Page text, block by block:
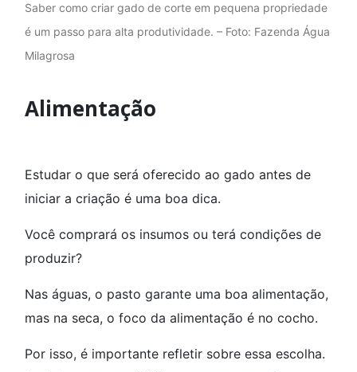
Saber como criar gado de corte em pequena propriedade
é um passo para alta produtividade. – Foto: Fazenda Água
Milagrosa
Alimentação
Estudar o que será oferecido ao gado antes de
iniciar a criação é uma boa dica.
Você comprará os insumos ou terá condições de
produzir?
Nas águas, o pasto garante uma boa alimentação,
mas na seca, o foco da alimentação é no cocho.
Por isso, é importante refletir sobre essa escolha.